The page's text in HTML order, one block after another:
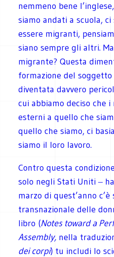
nemmeno bene
siamo andati a scuola,
essere migranti,
siano sempre gli altri.
migrante? Questa
formazione del soggetto
diventata davvero
cui abbiamo deciso che
esterni a quello che
quello che siamo, ci
siamo il loro lavoro.
Contro questa
solo negli Stati Uniti ‒
marzo di quest’anno
transnazionale delle
libro (Notes toward a
Assembly, nella
dei corpi) tu includi lo